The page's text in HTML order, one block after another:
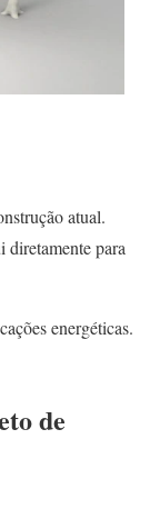
atual.
diretamente para
energéticas.
de